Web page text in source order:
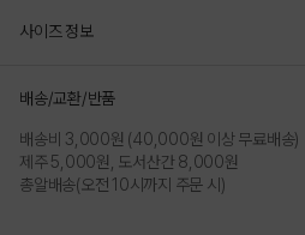
사이즈 정보
배송/교환/반품
배송비 3,000원 (40,000원 이상 무료배송)
제주 5,000원, 도서산간 8,000원
총알배송(오전 10시까지 주문 시)